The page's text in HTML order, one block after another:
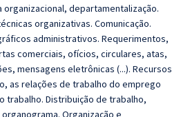
departamentalização.
organizativas. Comunicação.
administrativos. Requerimentos,
comerciais, ofícios, circulares, atas,
mensagens eletrônicas (...). Recursos
as relações de trabalho do emprego
trabalho. Distribuição de trabalho,
Organização e